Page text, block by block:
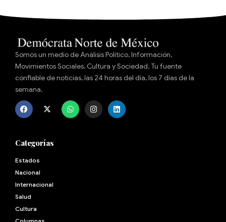
Somos un medio de Análisis Político, Información,
Movimientos Sociales, Cultura y Sociedad. Tu fuente
confiable de noticias, las 24 horas del día, los 7 días de la
semana.
Categorías
Estados
Nacional
Internacional
Salud
Cultura